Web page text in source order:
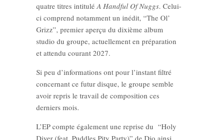
quatre titres intituléA Handful Of Nuggs. Celui-
ci comprend notamment un inédit, “The Ol’
Grizz”, premier aperçu du dixième album
studio du groupe, actuellement en préparation
et attendu courant 2027.
Si peu d’informations ont pour l’instant filtré
concernant ce futur disque, le groupe semble
avoir repris le travail de composition ces
derniers mois.
L’EP compte également une reprise du “Holy